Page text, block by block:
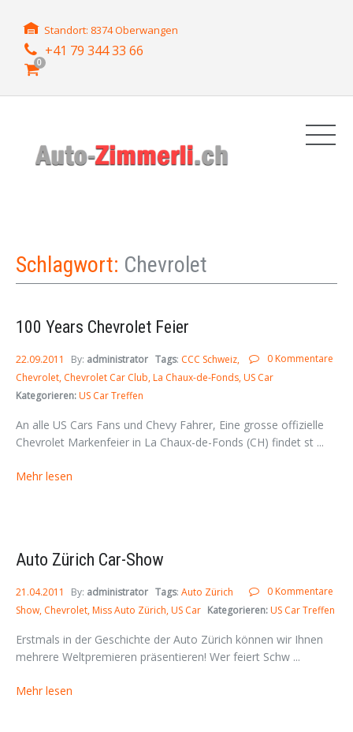
Standort: 8374 Oberwangen
+41 79 344 33 66
0
Schlagwort: Chevrolet
100 Years Chevrolet Feier
0 Kommentare
22.09.2011 By: administrator Tags: CCC Schweiz
Chevrolet Chevrolet Car Club La Chaux-de-Fonds US Car
Kategorieren:US Car Treffen
An alle US Cars Fans und Chevy Fahrer, Eine grosse offizielle
Chevrolet Markenfeier in La Chaux-de-Fonds (CH) findet st ...
Mehr lesen
Auto Zürich Car-Show
0 Kommentare
21.04.2011 By: administrator Tags: Auto Zürich
Show Chevrolet Miss Auto Zürich US Car Kategorieren:US Car Treffen
Erstmals in der Geschichte der Auto Zürich können wir Ihnen
mehrere Weltpremieren präsentieren! Wer feiert Schw ...
Mehr lesen